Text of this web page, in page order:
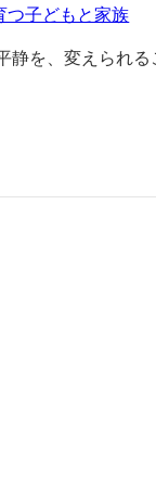
つ子どもと家族
静を、変えられ